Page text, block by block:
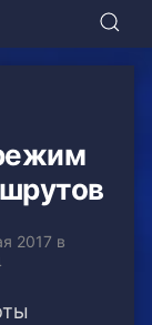
2017 в